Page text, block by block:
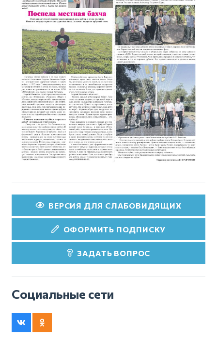
ВЕРСИЯ ДЛЯ СЛАБОВИДЯЩИХ
ОФОРМИТЬ ПОДПИСКУ
ЗАДАТЬ ВОПРОС
Социальные сети